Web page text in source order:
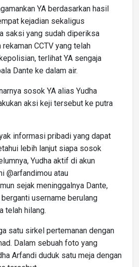
YA berdasarkan hasil
kejadian sekaligus
saksi yang sudah diperiksa
CCTV yang telah
terlihat YA sengaja
Dante ke dalam air.
sosok YA alias Yudha
aksi keji tersebut ke putra
informasi pribadi yang dapat
lebih lanjut siapa sosok
Yudha aktif di akun
@arfandimou atau
sejak meninggalnya Dante,
username berulang
telah hilang.
satu sirkel pertemanan dengan
Dalam sebuah foto yang
Arfandi duduk satu meja dengan